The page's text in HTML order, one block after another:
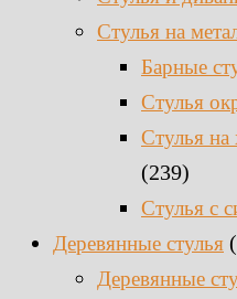
Стулья на
Барные
Стулья
Стулья на
(239)
Стулья с
Деревянные стулья
Деревянные